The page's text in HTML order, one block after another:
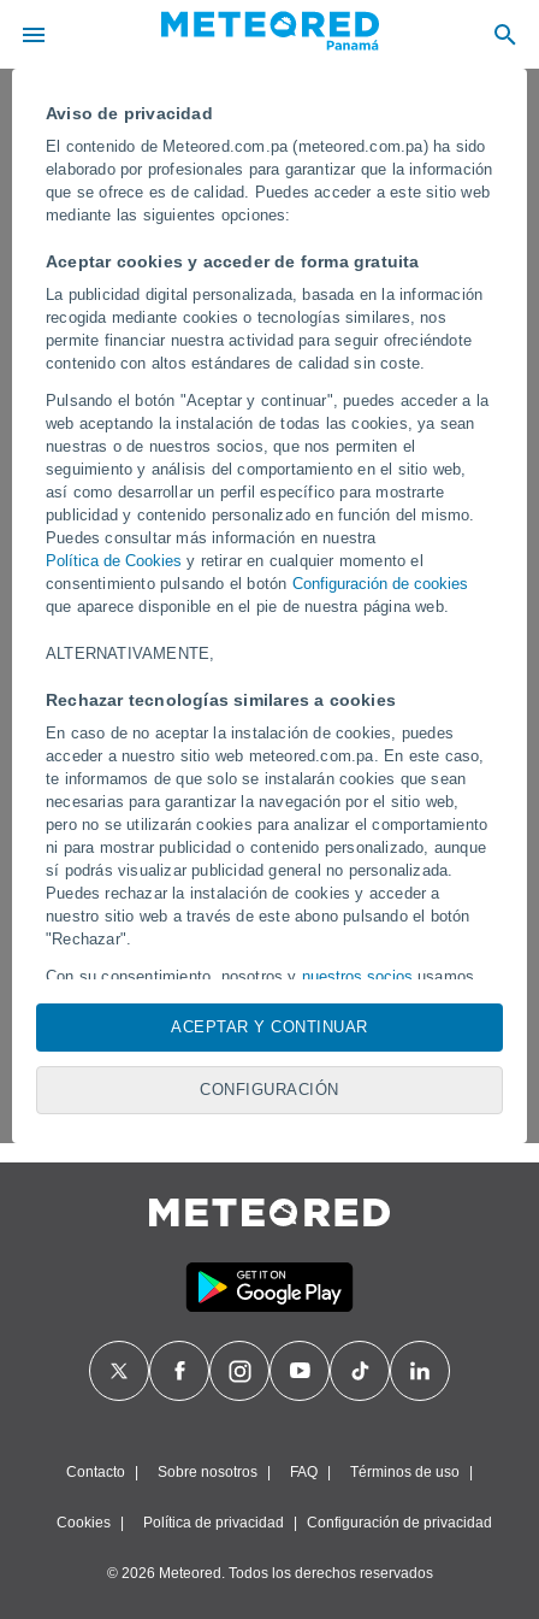
Aviso de privacidad
El contenido de Meteored.com.pa (meteored.com.pa) ha sido
elaborado por profesionales para garantizar que la información
que se ofrece es de calidad. Puedes acceder a este sitio web
mediante las siguientes opciones:
Aceptar cookies y acceder de forma gratuita
La publicidad digital personalizada, basada en la información
recogida mediante cookies o tecnologías similares, nos
permite financiar nuestra actividad para seguir ofreciéndote
contenido con altos estándares de calidad sin coste.
Pulsando el botón "Aceptar y continuar", puedes acceder a la
web aceptando la instalación de todas las cookies, ya sean
nuestras o de nuestros socios, que nos permiten el
seguimiento y análisis del comportamiento en el sitio web,
así como desarrollar un perfil específico para mostrarte
publicidad y contenido personalizado en función del mismo.
Puedes consultar más información en nuestra
Política de Cookies y retirar en cualquier momento el
consentimiento pulsando el botón Configuración de cookies
que aparece disponible en el pie de nuestra página web.
ALTERNATIVAMENTE,
Rechazar tecnologías similares a cookies
En caso de no aceptar la instalación de cookies, puedes
acceder a nuestro sitio web meteored.com.pa. En este caso,
te informamos de que solo se instalarán cookies que sean
necesarias para garantizar la navegación por el sitio web,
pero no se utilizarán cookies para analizar el comportamiento
ni para mostrar publicidad o contenido personalizado, aunque
sí podrás visualizar publicidad general no personalizada.
Puedes rechazar la instalación de cookies y acceder a
nuestro sitio web a través de este abono pulsando el botón
"Rechazar".
Con su consentimiento, nosotros y nuestros socios usamos
cookies, identificadores únicos o tecnologías similares para
almacenar, acceder y procesar datos personales como su
identificadores de cookies. Es posible que algunos
proveedores traten tus datos personales en virtud de un
interés legítimo, algo a lo que puedes oponerte. Para ello,
datos en cualquier momento haciendo clic en"Configurar"o
Nosotros y nuestros socios hacemos el siguiente
Almacenar la información en un dispositivo y/o acceder a
ella, uso de datos limitados para seleccionar anuncios
perfiles para seleccionar la publicidad personalizada, crear un
perfil para personalizar el contenido, uso de perfiles para la
selección de contenido personalizado, medir el rendimiento
la combinación de datos procedentes de diferentes fuentes,
con el objetivo de seleccionar el contenido.
mediante análisis de dispositivos, publicidad y contenido
ACEPTAR Y CONTINUAR
CONFIGURACIÓN
El volcán Kilauea (Hawaii, USA)
expulsa grandes e impresionantes
fuentes de lava. Algunas han
superado los 100 metros de altura
La erupción ha atraído la atención de científicos y turistas en las
últimas horas, sin que se hayan reportado riesgos importantes
para las zonas habitadas cercanas.
Hoy
Un rayo impactó en un campo de
Síguenos
Contacto Sobre nosotros FAQ Términos de uso
Cookies Política de privacidad Configuración de privacidad
© 2026 Meteored. Todos los derechos reservados